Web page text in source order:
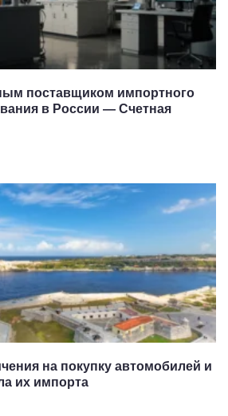
поставщиком импортного
в России — Счетная
на покупку автомобилей и
их импорта